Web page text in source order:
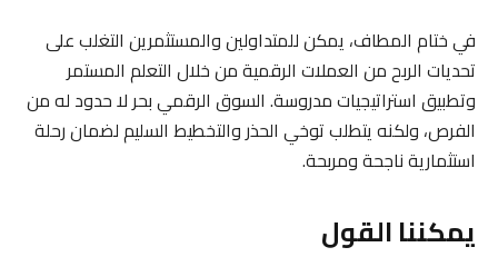
في ختام المطاف، يمكن للمتداولين والمستثمرين التغلب على
تحديات الربح من العملات الرقمية من خلال التعلم المستمر
وتطبيق استراتيجيات مدروسة. السوق الرقمي بحر لا حدود له من
الفرص، ولكنه يتطلب توخي الحذر والتخطيط السليم لضمان رحلة
استثمارية ناجحة ومربحة.
يمكننا القول